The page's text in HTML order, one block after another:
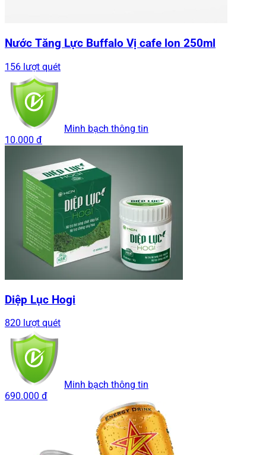
Nước Tăng Lực Buffalo Vị cafe lon 250ml
156 lượt quét
Minh bạch thông tin
10.000 đ
Diệp Lục Hogi
820 lượt quét
Minh bạch thông tin
690.000 đ